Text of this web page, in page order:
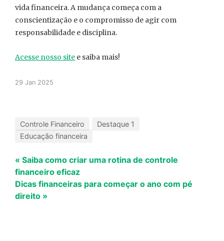
vida financeira. A mudança começa com a
conscientização e o compromisso de agir com
responsabilidade e disciplina.
Acesse nosso site e saiba mais!
29 Jan 2025
Controle Financeiro
Destaque 1
Educação financeira
« Saiba como criar uma rotina de controle
financeiro eficaz
Dicas financeiras para começar o ano com pé
direito »